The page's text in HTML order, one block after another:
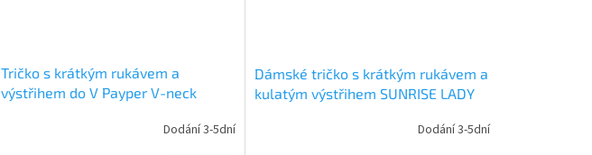
Tričko s krátkým rukávem a
výstřihem do V Payper V-neck
Dodání 3-5dní
Dámské tričko s krátkým rukávem a
kulatým výstřihem SUNRISE LADY
Dodání 3-5dní